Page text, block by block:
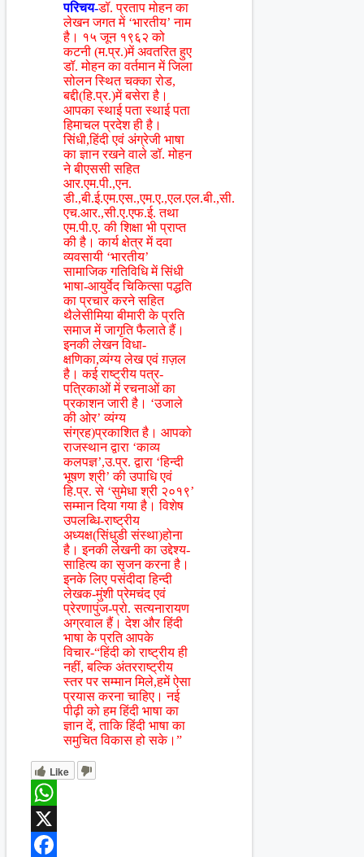
परिचय-डॉ. प्रताप मोहन का
लेखन जगत में ‘भारतीय’ नाम
है। १५ जून १९६२ को
कटनी (म.प्र.)में अवतरित हुए
डॉ. मोहन का वर्तमान में जिला
सोलन स्थित चक्का रोड,
बद्दी(हि.प्र.)में बसेरा है।
आपका स्थाई पता स्थाई पता
हिमाचल प्रदेश ही है।
सिंधी,हिंदी एवं अंग्रेजी भाषा
का ज्ञान रखने वाले डॉ. मोहन
ने बीएससी सहित
आर.एम.पी.,एन.
डी.,बी.ई.एम.एस.,एम.ए.,एल.एल.बी.,सी.
एच.आर.,सी.ए.एफ.ई. तथा
एम.पी.ए. की शिक्षा भी प्राप्त
की है। कार्य क्षेत्र में दवा
व्यवसायी ‘भारतीय’
सामाजिक गतिविधि में सिंधी
भाषा-आयुर्वेद चिकित्सा पद्धति
का प्रचार करने सहित
थैलेसीमिया बीमारी के प्रति
समाज में जागृति फैलाते हैं।
इनकी लेखन विधा-
क्षणिका,व्यंग्य लेख एवं ग़ज़ल
है। कई राष्ट्रीय पत्र-
पत्रिकाओं में रचनाओं का
प्रकाशन जारी है। ‘उजाले
की ओर’ व्यंग्य
संग्रह)प्रकाशित है। आपको
राजस्थान द्वारा ‘काव्य
कलपज्ञ’,उ.प्र. द्वारा ‘हिन्दी
भूषण श्री’ की उपाधि एवं
हि.प्र. से ‘सुमेधा श्री २०१९’
सम्मान दिया गया है। विशेष
उपलब्धि-राष्ट्रीय
अध्यक्ष(सिंधुडी संस्था)होना
है। इनकी लेखनी का उद्देश्य-
साहित्य का सृजन करना है।
इनके लिए पसंदीदा हिन्दी
लेखक-मुंशी प्रेमचंद एवं
प्रेरणापुंज-प्रो. सत्यनारायण
अग्रवाल हैं। देश और हिंदी
भाषा के प्रति आपके
विचार-“हिंदी को राष्ट्रीय ही
नहीं, बल्कि अंतरराष्ट्रीय
स्तर पर सम्मान मिले,हमें ऐसा
प्रयास करना चाहिए। नई
पीढ़ी को हम हिंदी भाषा का
ज्ञान दें, ताकि हिंदी भाषा का
समुचित विकास हो सके।”
Like
WhatsApp
X